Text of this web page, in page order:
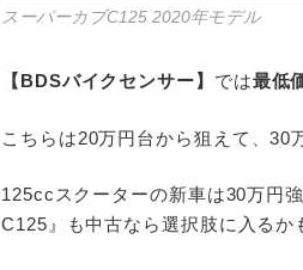
スーパーカブC125 2020年モデル
【BDSバイクセンサー】 では最低
こちらは20万円台から狙えて、30
125ccスクーターの新車は30万円
C125』も中古なら選択肢に入るか